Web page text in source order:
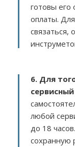
готовы его
оплаты.
связаться,
6. Для
любой
до 18
сохранную